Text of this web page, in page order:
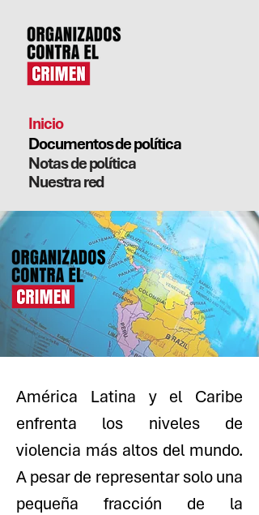
Inicio
Documentos de política
Notas de política
Nuestra red
América Latina y el Caribe
enfrenta los niveles de
violencia más altos del mundo.
A pesar de representar solo una
pequeña fracción de la